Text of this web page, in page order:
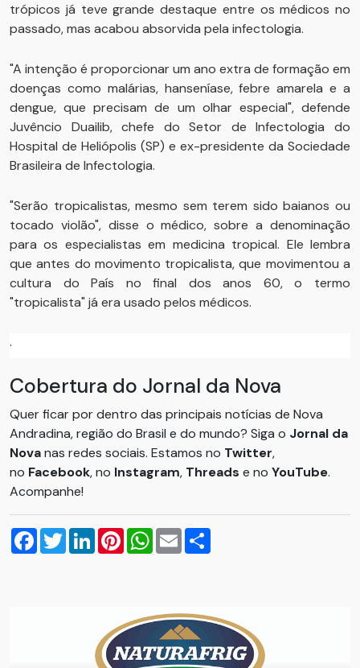
trópicos já teve grande destaque entre os médicos no
passado, mas acabou absorvida pela infectologia.
"A intenção é proporcionar um ano extra de formação em
doenças como malárias, hanseníase, febre amarela e a
dengue, que precisam de um olhar especial", defende
Juvêncio Duailib, chefe do Setor de Infectologia do
Hospital de Heliópolis (SP) e ex-presidente da Sociedade
Brasileira de Infectologia.
"Serão tropicalistas, mesmo sem terem sido baianos ou
tocado violão", disse o médico, sobre a denominação
para os especialistas em medicina tropical. Ele lembra
que antes do movimento tropicalista, que movimentou a
cultura do País no final dos anos 60, o termo
"tropicalista" já era usado pelos médicos.
.
Cobertura do Jornal da Nova
Quer ficar por dentro das principais notícias de Nova
Andradina, região do Brasil e do mundo? Siga o Jornal da
Novanas redes sociais. Estamos no Twitter,
no Facebook, no Instagram, Threads e no YouTube.
Acompanhe!
Facebook
TwitterLinkedInPinterestWhatsApp
Email